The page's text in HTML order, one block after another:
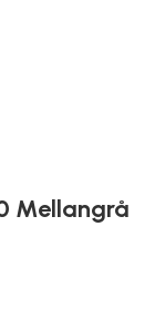
Mellangrå